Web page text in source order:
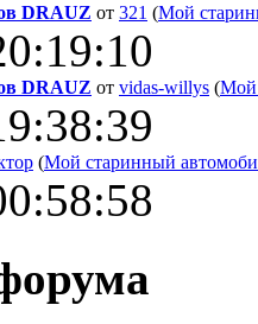
DRAUZ от 321 (Мой
DRAUZ от vidas-willys (Мой
(Мой старинный